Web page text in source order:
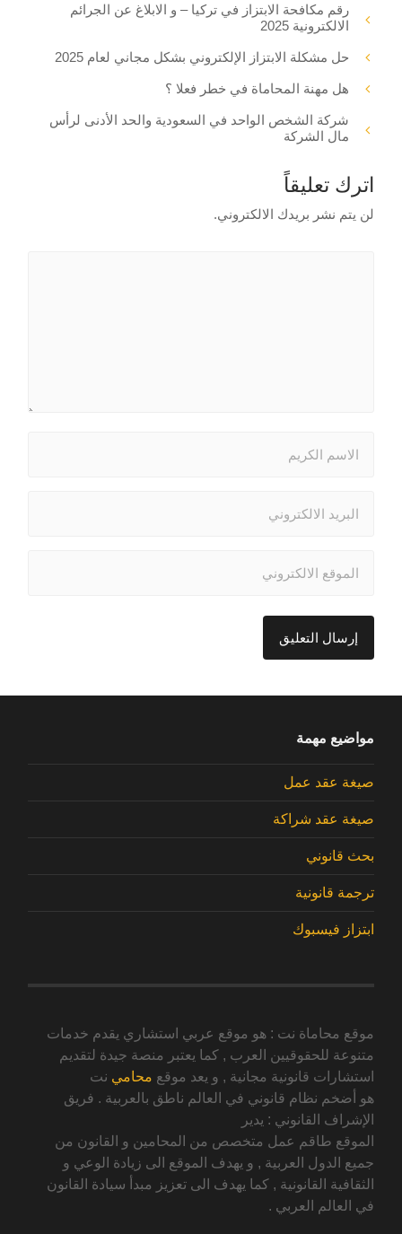
رقم مكافحة الابتزاز في تركيا – و الابلاغ عن الجرائم
الالكترونية 2025
حل مشكلة الابتزاز الإلكتروني بشكل مجاني لعام 2025
هل مهنة المحاماة في خطر فعلا ؟
شركة الشخص الواحد في السعودية والحد الأدنى لرأس
مال الشركة
اترك تعليقاً
لن يتم نشر بريدك الالكتروني.
مواضيع مهمة
صيغة عقد عمل
صيغة عقد شراكة
بحث قانوني
ترجمة قانونية
ابتزاز فيسبوك
موقع محاماة نت : هو موقع عربي استشاري يقدم خدمات
متنوعة للحقوقيين العرب , كما يعتبر منصة جيدة لتقديم
استشارات قانونية مجانية , و يعد موقع محامي نت
هو أضخم نظام قانوني في العالم ناطق بالعربية . فريق
الإشراف القانوني : يدير
الموقع طاقم عمل متخصص من المحامين و القانون من
جميع الدول العربية , و يهدف الموقع الى زيادة الوعي و
الثقافية القانونية , كما يهدف الى تعزيز مبدأ سيادة القانون
في العالم العربي .